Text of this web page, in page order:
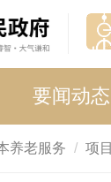
要闻动态
养老服务 项目